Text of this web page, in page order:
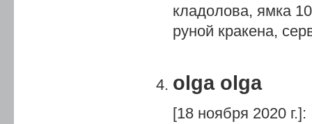
кладолова, ямка
руной кракена,
olga olga
[18 ноября 2020 г.] :